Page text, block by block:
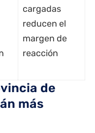
cargadas
reducen el
margen de
reacción
de
más